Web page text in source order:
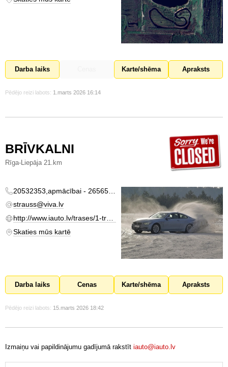
Darba laiks Karte/shēma Apraksts
Pēdējo reizi labots: 1.marts 2026 16:14
BRĪVKALNI
Rīga-Liepāja 21.km
strauss@viva.lv
Skaties mūs kartē
Darba laiks Cenas Karte/shēma Apraksts
Pēdējo reizi labots: 15.marts 2026 18:42
Izmaiņu vai papildinājumu gadījumā rakstīt iauto@iauto.lv